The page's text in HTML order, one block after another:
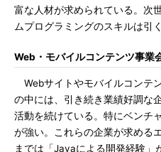
富な人材が求められている。次
ムプログラミングのスキルは引
Web・モバイルコンテンツ事業
Webサイトやモバイルコンテ
の中には、引き続き業績好調な
活動を続けている。特にベンチ
が強い。これらの企業が求める
までは「Javaによる開発経験」